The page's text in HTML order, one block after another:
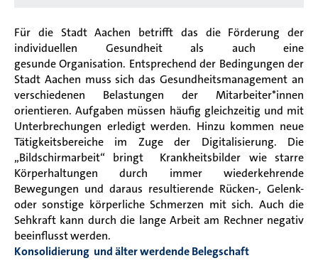
Für die Stadt Aachen betrifft das die Förderung der
individuellen Gesundheit als auch eine
gesundeOrganisation. Entsprechend der Bedingungen der
Stadt Aachen muss sich das Gesundheitsmanagement an
verschiedenen Belastungen der Mitarbeiter*innen
orientieren. Aufgaben müssen häufig gleichzeitig und mit
Unterbrechungen erledigt werden. Hinzu kommen neue
Tätigkeitsbereiche im Zuge der Digitalisierung. Die
„Bildschirmarbeit“ bringt Krankheitsbilder wie starre
Körperhaltungen durch immer wiederkehrende
Bewegungen und daraus resultierende Rücken-, Gelenk-
oder sonstige körperliche Schmerzen mit sich. Auch die
Sehkraft kann durch die lange Arbeit am Rechner negativ
beeinflusst werden.
Konsolidierung und älter werdende Belegschaft